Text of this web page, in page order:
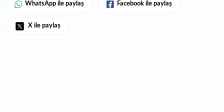
WhatsApp ile paylaş Facebook ile paylaş
X ile paylaş